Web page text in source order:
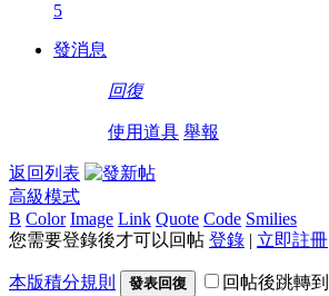
5
發消息
回復
使用道具 舉報
返回列表
高級模式
B Color Image Link Quote Code Smilies
您需要登錄後才可以回帖 登錄 | 立即註冊
本版積分規則 發表回復 回帖後跳轉